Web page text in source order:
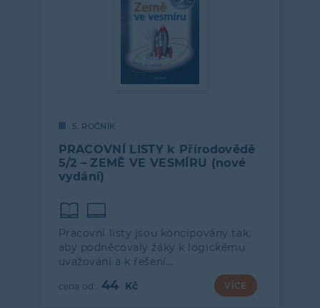
5. ROČNÍK
PRACOVNÍ LISTY k Přírodovědě
5/2 – ZEMĚ VE VESMÍRU (nové
vydání)
Pracovní listy jsou koncipovány tak,
aby podněcovaly žáky k logickému
uvažování a k řešení…
44 VÍCE